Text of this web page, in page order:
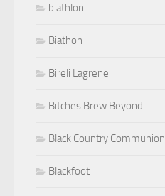
biathlon
Biathon
Bireli Lagrene
Bitches Brew Beyond
Black Country Communion
Blackfoot